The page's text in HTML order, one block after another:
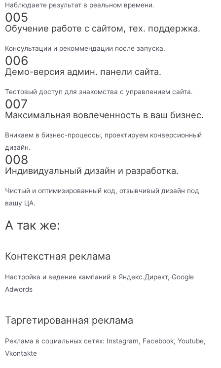
Наблюдаете результат в реальном времени.
005
Обучение работе с сайтом, тех. поддержка.
Консультации и рекоммендации после запуска.
006
Демо-версия админ. панели сайта.
Тестовый доступ для знакомства с управлением сайта.
007
Максимальная вовлеченность в ваш бизнес.
Вникаем в бизнес-процессы, проектируем конверсионный
дизайн.
008
Индивидуальный дизайн и разработка.
Чистый и оптимизированный код, отзывчивый дизайн под
вашу ЦА.
А так же:
Контекстная реклама
Настройка и ведение кампаний в Яндекс.Директ, Google
Adwords
Таргетированная реклама
Реклама в социальных сетях: Instagram, Facebook, Youtube,
Vkontakte